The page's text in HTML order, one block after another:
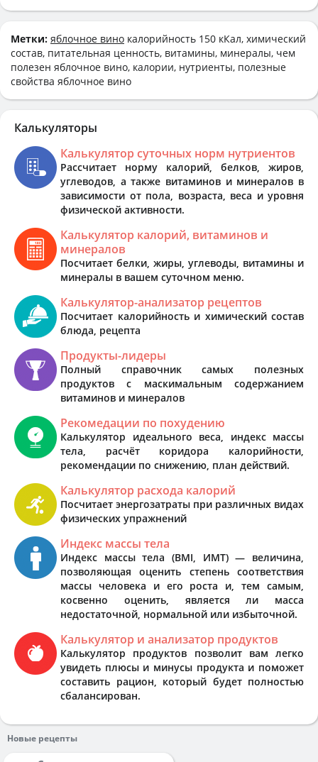
Метки: яблочное вино калорийность 150 кКал, химический
состав, питательная ценность, витамины, минералы, чем
полезен яблочное вино, калории, нутриенты, полезные
свойства яблочное вино
Калькуляторы
Калькулятор суточных норм нутриентов
Рассчитает норму калорий, белков, жиров,
углеводов, а также витаминов и минералов в
зависимости от пола, возраста, веса и уровня
физической активности.
Калькулятор калорий, витаминов и
минералов
Посчитает белки, жиры, углеводы, витамины и
минералы в вашем суточном меню.
Калькулятор-анализатор рецептов
Посчитает калорийность и химический состав
блюда, рецепта
Продукты-лидеры
Полный справочник самых полезных
продуктов с маскимальным содержанием
витаминов и минералов
Рекомедации по похудению
Калькулятор идеального веса, индекс массы
тела, расчёт коридора калорийности,
рекомендации по снижению, план действий.
Калькулятор расхода калорий
Посчитает энергозатраты при различных видах
физических упражнений
Индекс массы тела
Индекс массы тела (BMI, ИМТ) — величина,
позволяющая оценить степень соответствия
массы человека и его роста и, тем самым,
косвенно оценить, является ли масса
недостаточной, нормальной или избыточной.
Калькулятор и анализатор продуктов
Калькулятор продуктов позволит вам легко
увидеть плюсы и минусы продукта и поможет
составить рацион, который будет полностью
сбалансирован.
Новые рецепты